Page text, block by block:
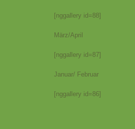
[nggallery id=88]
März/April
[nggallery id=87]
Januar/ Februar
[nggallery id=86]